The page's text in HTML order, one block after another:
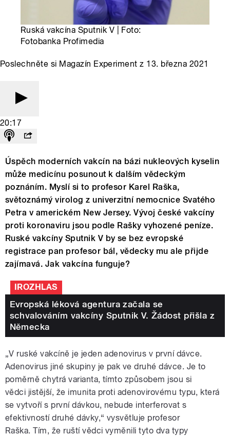
Ruská vakcína Sputnik V | Foto:
Fotobanka Profimedia
Poslechněte si Magazín Experiment z 13. března 2021
20:17
Úspěch moderních vakcín na bázi nukleových kyselin
může medicínu posunout k dalším vědeckým
poznáním. Myslí si to profesor Karel Raška,
světoznámý virolog z univerzitní nemocnice Svatého
Petra v americkém New Jersey. Vývoj české vakcíny
proti koronaviru jsou podle Rašky vyhozené peníze.
Ruské vakcíny Sputnik V by se bez evropské
registrace pan profesor bál, vědecky mu ale přijde
zajímavá. Jak vakcína funguje?
IROZHLAS
Evropská léková agentura začala se
schvalováním vakcíny Sputnik V. Žádost přišla z
Německa
„V ruské vakcíně je jeden adenovirus v první dávce.
Adenovirus jiné skupiny je pak ve druhé dávce. Je to
poměrně chytrá varianta, tímto způsobem jsou si
vědci jistější, že imunita proti adenovirovému typu, která
se vytvoří s první dávkou, nebude interferovat s
efektivností druhé dávky,“ vysvětluje profesor
Raška. Tím, že ruští vědci vyměnili tyto dva typy